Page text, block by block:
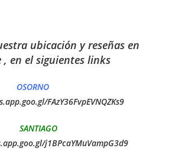
ubicación y reseñas en
, en el siguientes links
OSORNO
FAzY36FvpEVNQZKs9
SANTIAGO
j1BPcaYMuVampG3d9